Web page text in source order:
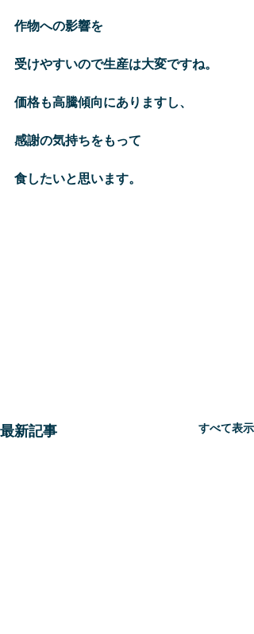
作物への影響を
受けやすいので生産は大変ですね。
価格も高騰傾向にありますし、
感謝の気持ちをもって
食したいと思います。
最新記事 すべて表示